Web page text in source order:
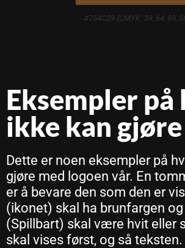
#754C29 (CMYK: 39, 64, 89,
Eksempler på
ikke kan gjøre
Dette er noen eksempler på
gjøre med logoen vår. En
er å bevare den som den er
(ikonet) skal ha brunfargen
(Spillbart) skal være hvit eller
skal vises først, og så teksten.